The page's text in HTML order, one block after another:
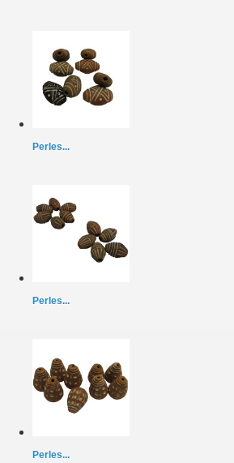
Perles...
Perles...
Perles...